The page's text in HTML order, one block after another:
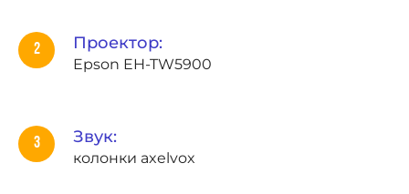
Проектор:
Epson EH-TW5900
Звук:
колонки axelvox